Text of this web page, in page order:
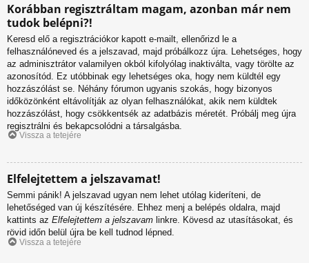
Korábban regisztráltam magam, azonban már nem
tudok belépni?!
Keresd elő a regisztrációkor kapott e-mailt, ellenőrizd le a
felhasználóneved és a jelszavad, majd próbálkozz újra. Lehetséges, hogy
az adminisztrátor valamilyen okból kifolyólag inaktiválta, vagy törölte az
azonosítód. Ez utóbbinak egy lehetséges oka, hogy nem küldtél egy
hozzászólást se. Néhány fórumon ugyanis szokás, hogy bizonyos
időközönként eltávolítják az olyan felhasználókat, akik nem küldtek
hozzászólást, hogy csökkentsék az adatbázis méretét. Próbálj meg újra
regisztrálni és bekapcsolódni a társalgásba.
Vissza a tetejére
Elfelejtettem a jelszavamat!
Semmi pánik! A jelszavad ugyan nem lehet utólag kideríteni, de
lehetőséged van új készítésére. Ehhez menj a belépés oldalra, majd
kattints az Elfelejtettem a jelszavam linkre. Kövesd az utasításokat, és
rövid időn belül újra be kell tudnod lépned.
Vissza a tetejére